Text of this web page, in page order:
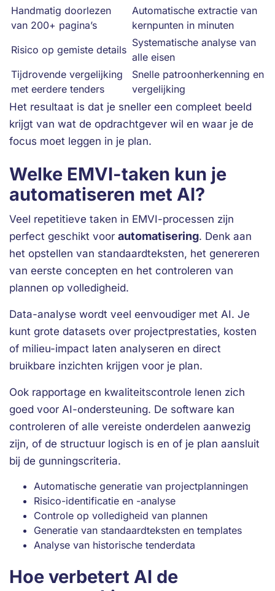
Handmatig doorlezen
van 200+ pagina’s
Automatische extractie van
kernpunten in minuten
Risico op gemiste details
Systematische analyse van
alle eisen
Tijdrovende vergelijking
met eerdere tenders
Snelle patroonherkenning en
vergelijking
Het resultaat is dat je sneller een compleet beeld
krijgt van wat de opdrachtgever wil en waar je de
focus moet leggen in je plan.
Welke EMVI-taken kun je
automatiseren met AI?
Veel repetitieve taken in EMVI-processen zijn
perfect geschikt voor automatisering. Denk aan
het opstellen van standaardteksten, het genereren
van eerste concepten en het controleren van
plannen op volledigheid.
Data-analyse wordt veel eenvoudiger met AI. Je
kunt grote datasets over projectprestaties, kosten
of milieu-impact laten analyseren en direct
bruikbare inzichten krijgen voor je plan.
Ook rapportage en kwaliteitscontrole lenen zich
goed voor AI-ondersteuning. De software kan
controleren of alle vereiste onderdelen aanwezig
zijn, of de structuur logisch is en of je plan aansluit
bij de gunningscriteria.
Automatische generatie van projectplanningen
Risico-identificatie en -analyse
Controle op volledigheid van plannen
Generatie van standaardteksten en templates
Analyse van historische tenderdata
Hoe verbetert AI de